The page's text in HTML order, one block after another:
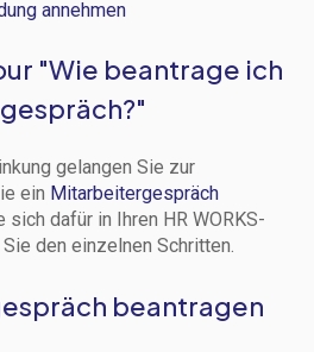
annehmen
"Wie beantrage ich
gelangen Sie zur
ein Mitarbeitergespräch
sich dafür in Ihren HR WORKS-
den einzelnen Schritten.
beantragen